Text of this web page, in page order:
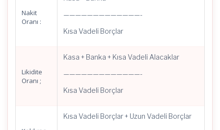
Nakit
Oranı :
—————————————-
Kısa Vadeli Borçlar
Likidite
Oranı ;
Kasa + Banka + Kısa Vadeli Alacaklar
—————————————-
Kısa Vadeli Borçlar
Kısa Vadeli Borçlar + Uzun Vadeli Borçlar